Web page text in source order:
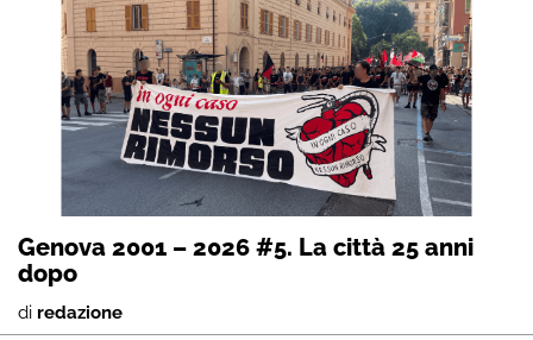
Genova 2001 – 2026 #5. La città 25 anni
dopo
di redazione